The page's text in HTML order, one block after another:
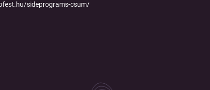
sideprograms-csum/